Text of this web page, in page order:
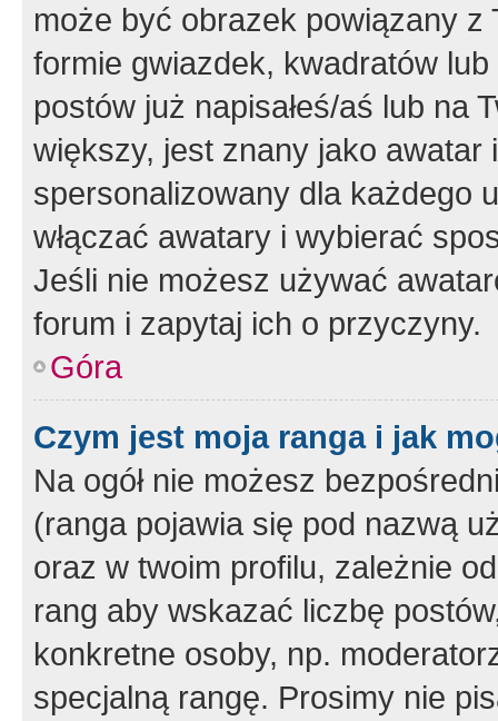
może być obrazek powiązany z
formie gwiazdek, kwadratów
postów już napisałeś/aś lub na
większy, jest znany jako
spersonalizowany dla każdego
włączać awatary i wybierać
Jeśli nie możesz używać
forum i zapytaj ich o przyczyny.
Góra
Czym jest moja ranga i jak
Na ogół nie możesz
(ranga pojawia się pod nazwą
oraz w twoim profilu, zależnie
rang aby wskazać liczbę
konkretne osoby, np.
specjalną rangę. Prosimy nie